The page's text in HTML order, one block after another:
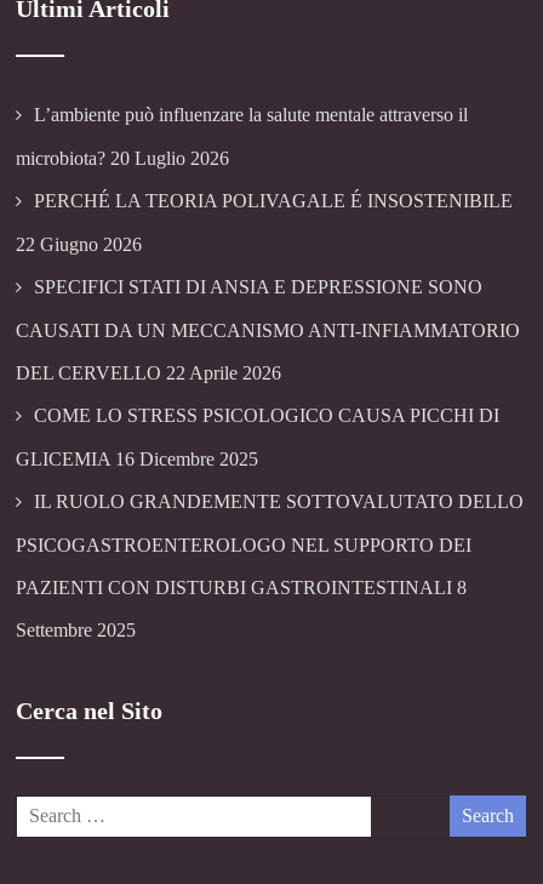
Ultimi Articoli
L’ambiente può influenzare la salute mentale attraverso il
microbiota? 20 Luglio 2026
PERCHÉ LA TEORIA POLIVAGALE É INSOSTENIBILE
22 Giugno 2026
SPECIFICI STATI DI ANSIA E DEPRESSIONE SONO
CAUSATI DA UN MECCANISMO ANTI-INFIAMMATORIO
DEL CERVELLO 22 Aprile 2026
COME LO STRESS PSICOLOGICO CAUSA PICCHI DI
GLICEMIA 16 Dicembre 2025
IL RUOLO GRANDEMENTE SOTTOVALUTATO DELLO
PSICOGASTROENTEROLOGO NEL SUPPORTO DEI
PAZIENTI CON DISTURBI GASTROINTESTINALI 8
Settembre 2025
Cerca nel Sito